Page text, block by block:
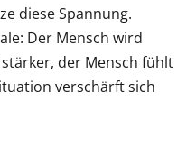
diese Spannung.
Der Mensch wird
der Mensch fühlt
verschärft sich